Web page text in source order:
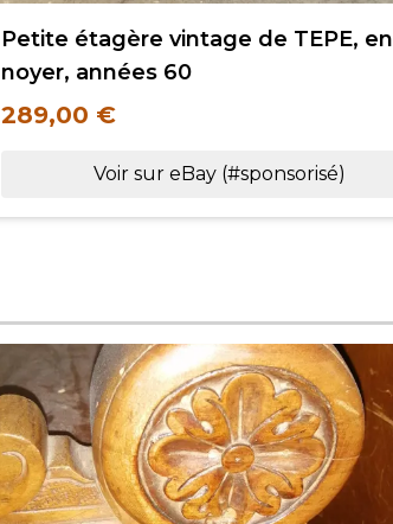
Petite étagère vintage de TEPE, en
noyer, années 60
289,00 €
Voir sur eBay (#sponsorisé)